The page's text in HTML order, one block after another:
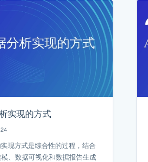
实现的方式
现方式是综合性的过程，结合
、数据可视化和数据报告生成